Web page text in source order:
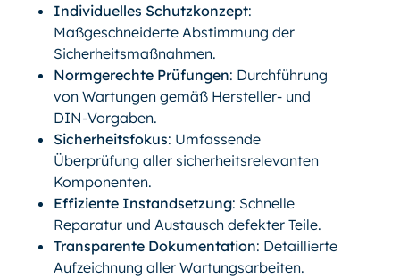
Individuelles Schutzkonzept:
Maßgeschneiderte Abstimmung der
Sicherheitsmaßnahmen.
Normgerechte Prüfungen: Durchführung
von Wartungen gemäß Hersteller- und
DIN-Vorgaben.
Sicherheitsfokus: Umfassende
Überprüfung aller sicherheitsrelevanten
Komponenten.
Effiziente Instandsetzung: Schnelle
Reparatur und Austausch defekter Teile.
Transparente Dokumentation: Detaillierte
Aufzeichnung aller Wartungsarbeiten.